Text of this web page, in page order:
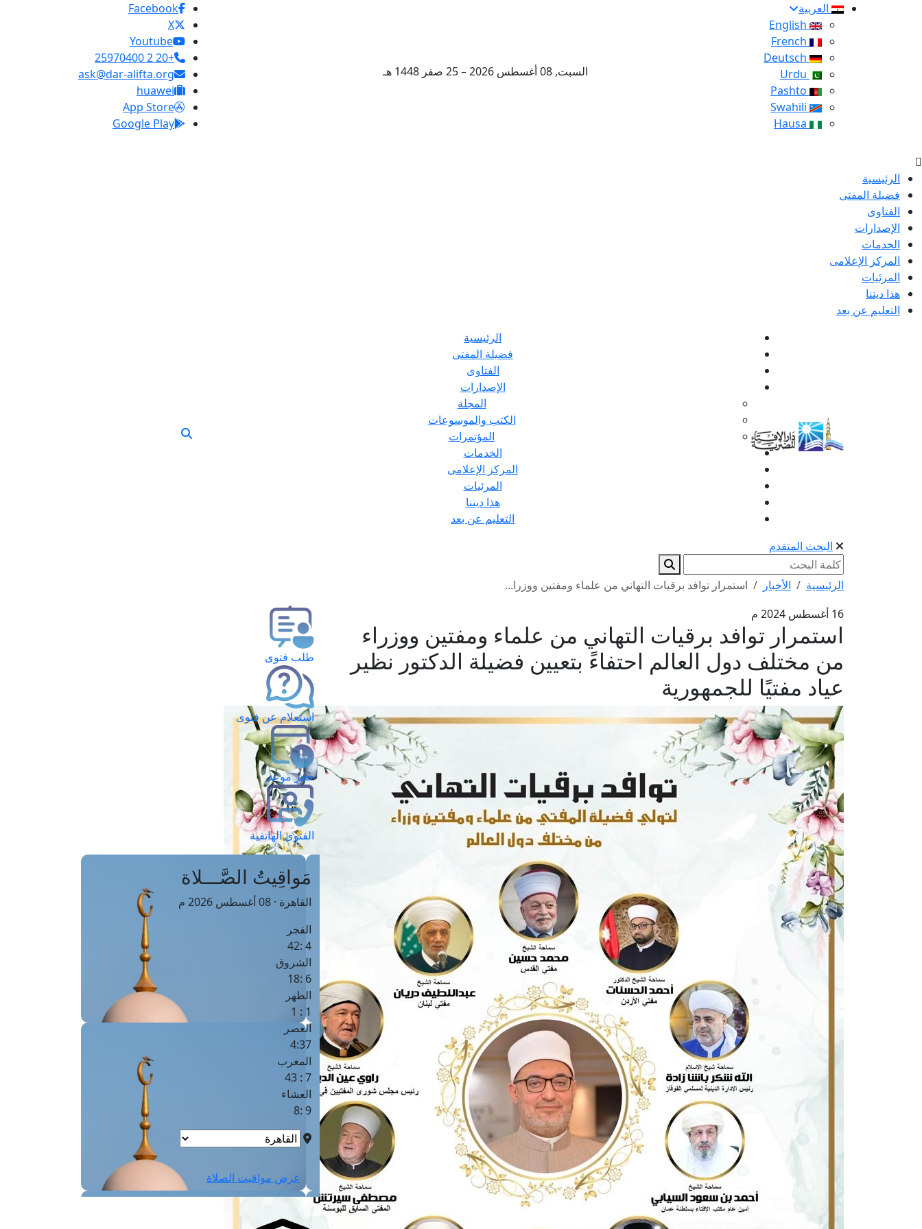
العربية
السبت, 08 أغسطس 2026 – 25 صفر 1448 هـ
Facebook
X
Youtube
+20 2 25970400
ask@dar-alifta.org
huawei
App Store
Google Play
الرئيسية
فضيلة المفتى
الفتاوى
الإصدارات
الخدمات
المركز الإعلامى
المرئيات
هذا ديننا
التعليم عن بعد
الرئيسية
فضيلة المفتى
الفتاوى
الإصدارات
المجلة
الكتب والموسوعات
المؤتمرات
الخدمات
المركز الإعلامى
المرئيات
هذا ديننا
التعليم عن بعد
البحث المتقدم
الرئيسية الأخبار
استمرار توافد برقيات التهاني من علماء ومفتين ووزرا...
16 أغسطس 2024 م
استمرار توافد برقيات التهاني من علماء ومفتين ووزراء
من مختلف دول العالم احتفاءً بتعيين فضيلة الدكتور نظير
عياد مفتيًا للجمهورية
طلب فتوى
استعلام عن فتوى
حجز موعد
الفتوى الهاتفية
مَواقِيتُ الصَّـــلاة
القاهرة · 08 أغسطس 2026 م
الفجر
4 :42
الشروق
6 :18
الظهر
1 : 1
العصر
4:37
المغرب
7 : 43
العشاء
9 :8
عرض مواقيت الصلاة